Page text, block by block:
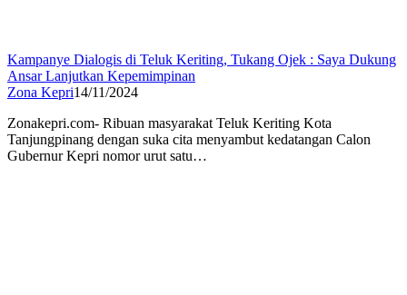
Kampanye Dialogis di Teluk Keriting, Tukang Ojek : Saya Dukung
Ansar Lanjutkan Kepemimpinan
Zona Kepri14/11/2024
Zonakepri.com- Ribuan masyarakat Teluk Keriting Kota
Tanjungpinang dengan suka cita menyambut kedatangan Calon
Gubernur Kepri nomor urut satu…